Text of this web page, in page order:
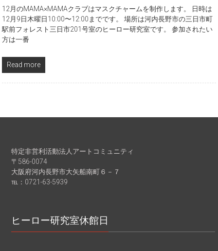
12月のMAMA×MAMAクラブはマスクチャームを制作します。 日時は
12月9日木曜日10:00〜12:00までです。 場所は河内長野市の三日市町
駅前フォレスト三日市201号室のヒーロー研究室です。 参加されたい
方は一番
Read more
特定非営利活動法人アートコミュニティ
〒586-0074
大阪府河内長野市大矢船南町６－７
℡：0721-63-5939
ヒーロー研究室休館日